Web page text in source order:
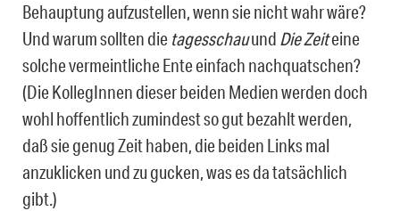
Behauptung aufzustellen, wenn sie nicht wahr wäre?
Und warum sollten die tagesschauund Die Zeiteine
solche vermeintliche Ente einfach nachquatschen?
(Die KollegInnen dieser beiden Medien werden doch
wohl hoffentlich zumindest so gut bezahlt werden,
daß sie genug Zeit haben, die beiden Links mal
anzuklicken und zu gucken, was es da tatsächlich
gibt.)